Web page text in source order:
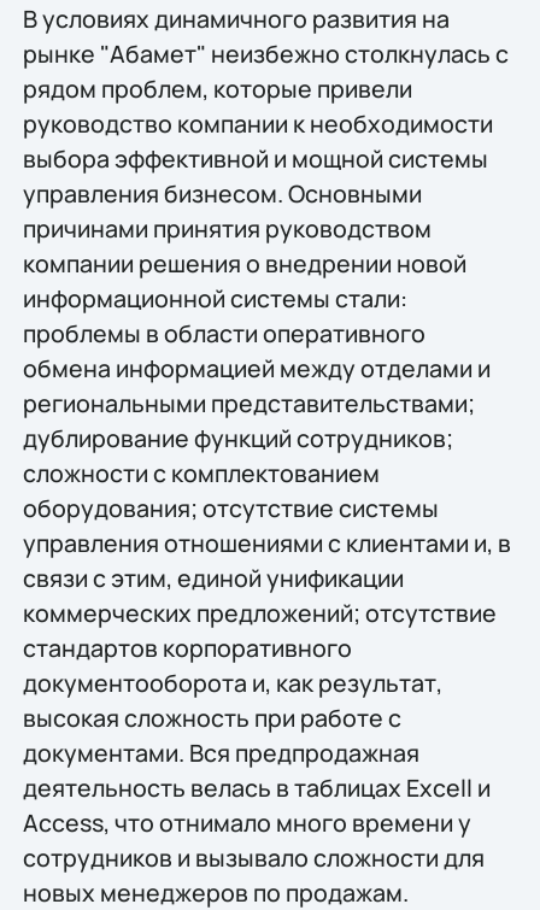
В условиях динамичного развития на
рынке "Абамет" неизбежно столкнулась с
рядом проблем, которые привели
руководство компании к необходимости
выбора эффективной и мощной системы
управления бизнесом. Основными
причинами принятия руководством
компании решения о внедрении новой
информационной системы стали:
проблемы в области оперативного
обмена информацией между отделами и
региональными представительствами;
дублирование функций сотрудников;
сложности с комплектованием
оборудования; отсутствие системы
управления отношениями с клиентами и, в
связи с этим, единой унификации
коммерческих предложений; отсутствие
стандартов корпоративного
документооборота и, как результат,
высокая сложность при работе с
документами. Вся предпродажная
деятельность велась в таблицах Excell и
Access, что отнимало много времени у
сотрудников и вызывало сложности для
новых менеджеров по продажам.